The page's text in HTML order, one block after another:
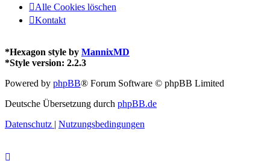
Alle Cookies löschen
Kontakt
*Hexagon style by MannixMD
*Style version: 2.2.3
Powered by phpBB® Forum Software © phpBB Limited
Deutsche Übersetzung durch phpBB.de
Datenschutz | Nutzungsbedingungen